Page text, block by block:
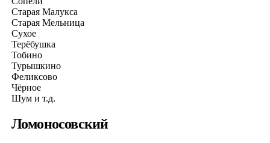
Старая Малукса
Старая Мельница
Сухое
Терёбушка
Тобино
Турышкино
Феликсово
Чёрное
Шум и т.д.
Ломоносовский